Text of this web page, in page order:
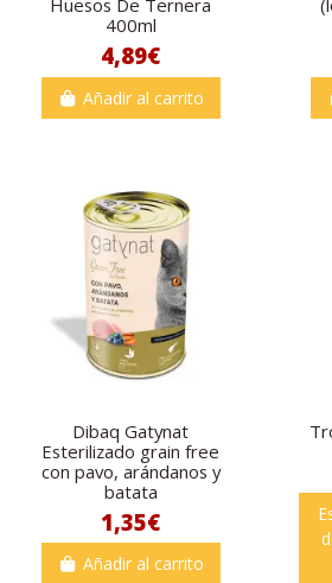
Huesos De Ternera
400ml
4,89€
Añadir al carrito
Dibaq Gatynat
Esterilizado grain free
con pavo, arándanos y
batata
1,35€
Añadir al carrito